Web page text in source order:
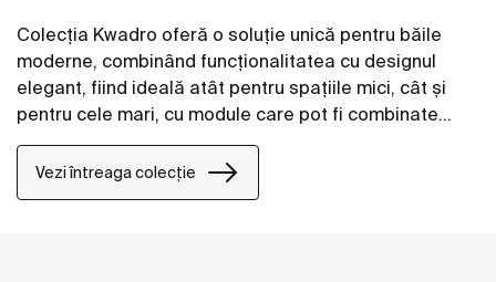
Colecția Kwadro oferă o soluție unică pentru băile
moderne, combinând funcționalitatea cu designul
elegant, fiind ideală atât pentru spațiile mici, cât și
pentru cele mari, cu module care pot fi combinate
armonios.
Vezi întreaga colecție